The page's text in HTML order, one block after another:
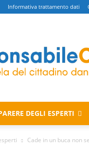
Informativa trattamento dati
DEGLI ESPERTI
Cade in un buca non